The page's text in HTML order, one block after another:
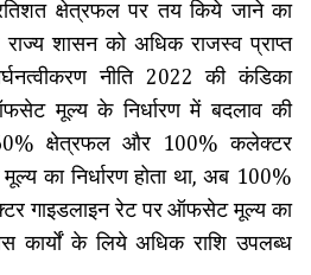
क्षेत्रफल पर तय किये जाने का
शासन को अधिक राजस्व प्राप्त
नीति 2022 की कंडिका
मूल्य के निर्धारण में बदलाव की
क्षेत्रफल और 100% कलेक्टर
का निर्धारण होता था, अब 100%
गाइडलाइन रेट पर ऑफसेट मूल्य का
कार्यों के लिये अधिक राशि उपलब्ध